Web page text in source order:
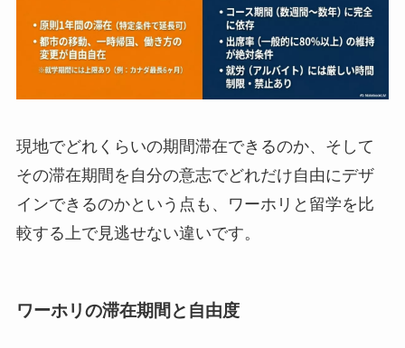
現地でどれくらいの期間滞在できるのか、そして
その滞在期間を自分の意志でどれだけ自由にデザ
インできるのかという点も、ワーホリと留学を比
較する上で見逃せない違いです。
ワーホリの滞在期間と自由度